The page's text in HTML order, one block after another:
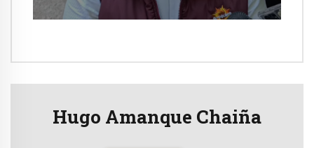
Hugo Amanque Chaiña